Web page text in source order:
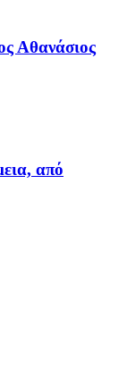
Αθανάσιος
από